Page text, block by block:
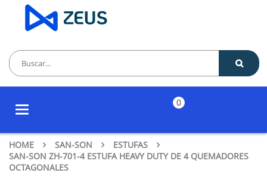
Toggle
0
HOME SAN-SON
ESTUFAS
SAN-SON ZH-701-4 ESTUFA HEAVY DUTY DE 4 QUEMADORES
OCTAGONALES